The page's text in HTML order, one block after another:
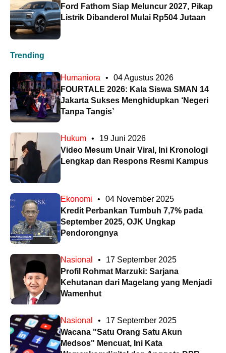
Ford Fathom Siap Meluncur 2027, Pikap
Listrik Dibanderol Mulai Rp504 Jutaan
Trending
Humaniora •
04 Agustus 2026
FOURTALE 2026: Kala Siswa SMAN 14
Jakarta Sukses Menghidupkan ‘Negeri
Tanpa Tangis’
Hukum •
19 Juni 2026
Video Mesum Unair Viral, Ini Kronologi
Lengkap dan Respons Resmi Kampus
Ekonomi •
04 November 2025
Kredit Perbankan Tumbuh 7,7% pada
September 2025, OJK Ungkap
Pendorongnya
Nasional •
17 September 2025
Profil Rohmat Marzuki: Sarjana
Kehutanan dari Magelang yang Menjadi
Wamenhut
Nasional •
17 September 2025
Wacana "Satu Orang Satu Akun
Medsos" Mencuat, Ini Kata